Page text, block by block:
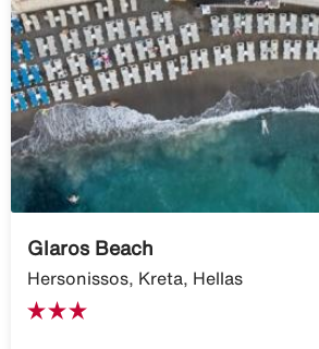
Glaros Beach
Hersonissos, Kreta, Hellas